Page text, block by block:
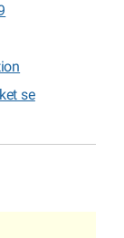
se